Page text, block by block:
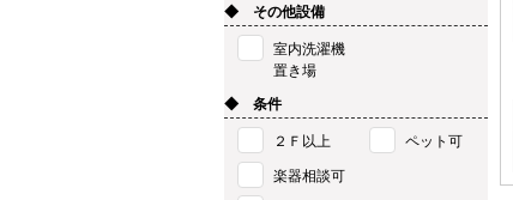
◆ その他設備
室内洗濯機
置き場
◆ 条件
２Ｆ以上 ペット可
楽器相談可